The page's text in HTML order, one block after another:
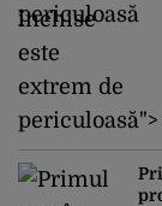
închise
este
extrem de
periculoasă">